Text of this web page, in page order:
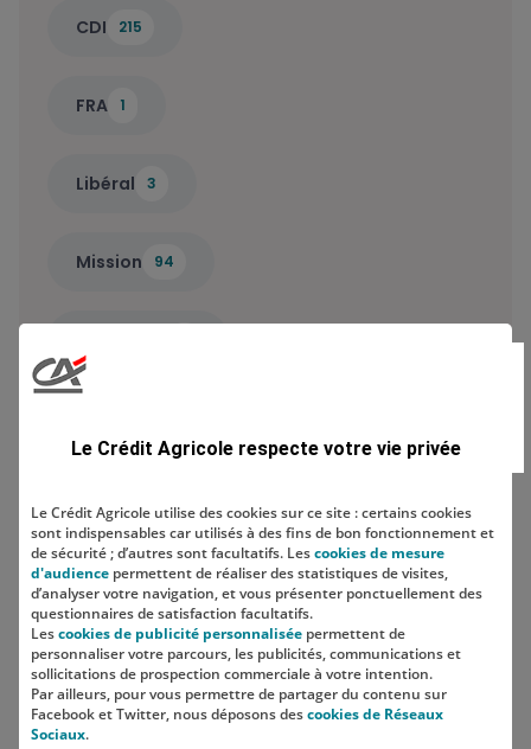
CDI 215
FRA 1
Libéral 3
Mission 94
Localisation
Le Crédit Agricole respecte votre vie privée
Le Crédit Agricole utilise des cookies sur ce site : certains cookies
sont indispensables car utilisés à des fins de bon fonctionnement et
de sécurité ; d’autres sont facultatifs. Lescookies de mesure
d'audience permettent de réaliser des statistiques de visites,
d’analyser votre navigation, et vous présenter ponctuellement des
questionnaires de satisfaction facultatifs.
Lescookies de publicité personnalisée permettent de
personnaliser votre parcours, les publicités, communications et
sollicitations de prospection commerciale à votre intention.
Par ailleurs, pour vous permettre de partager du contenu sur
Facebook et Twitter, nous déposons descookies de Réseaux
Sociaux.